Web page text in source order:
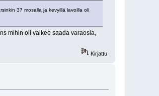
37 mosalla ja kevyillä lavoilla oli
mihin oli vaikee saada varaosia,
Kirjattu